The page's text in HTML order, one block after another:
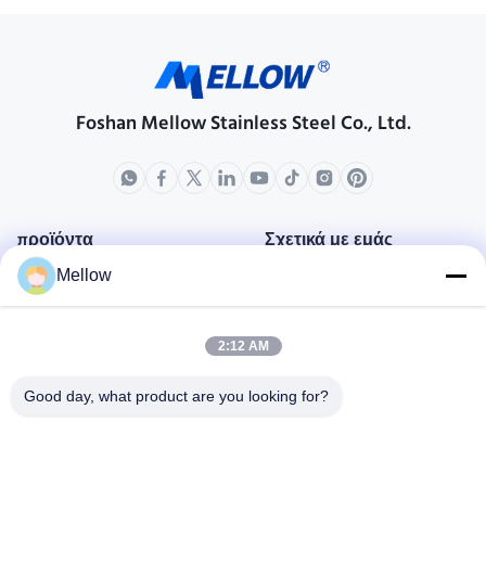
Foshan Mellow Stainless Steel Co., Ltd.
προϊόντα Σχετικά με εμάς
Ποιοτικός έλεγχος
Περιπτώσεις
Mellow
2:12 AM
Good day, what product are you looking for?